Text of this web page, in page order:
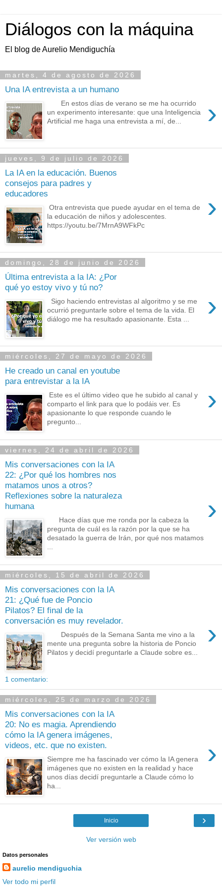
Diálogos con la máquina
El blog de Aurelio Mendiguchía
martes, 4 de agosto de 2026
Una IA entrevista a un humano
›
En estos días de verano se me ha ocurrido
un experimento interesante: que una Inteligencia
Artificial me haga una entrevista a mí, de...
jueves, 9 de julio de 2026
La IA en la educación. Buenos
consejos para padres y
educadores
›
Otra entrevista que puede ayudar en el tema de
la educación de niños y adolescentes.
https://youtu.be/7MrnA9WFkPc
domingo, 28 de junio de 2026
Última entrevista a la IA: ¿Por
qué yo estoy vivo y tú no?
›
Sigo haciendo entrevistas al algoritmo y se me
ocurrió preguntarle sobre el tema de la vida. El
diálogo me ha resultado apasionante. Esta ...
miércoles, 27 de mayo de 2026
He creado un canal en youtube
para entrevistar a la IA
›
Este es el último video que he subido al canal y
comparto el link para que lo podáis ver. Es
apasionante lo que responde cuando le
pregunto...
viernes, 24 de abril de 2026
Mis conversaciones con la IA
22: ¿Por qué los hombres nos
matamos unos a otros?
Reflexiones sobre la naturaleza
humana
›
Hace días que me ronda por la cabeza la
pregunta de cuál es la razón por la que se ha
desatado la guerra de Irán, por qué nos matamos
...
miércoles, 15 de abril de 2026
Mis conversaciones con la IA
21: ¿Qué fue de Poncio
Pilatos? El final de la
conversación es muy revelador.
›
Después de la Semana Santa me vino a la
mente una pregunta sobre la historia de Poncio
Pilatos y decidí preguntarle a Claude sobre es...
1 comentario:
miércoles, 25 de marzo de 2026
Mis conversaciones con la IA
20: No es magia. Aprendiendo
cómo la IA genera imágenes,
videos, etc. que no existen.
›
Siempre me ha fascinado ver cómo la IA genera
imágenes que no existen en la realidad y hace
unos días decidí preguntarle a Claude cómo lo
ha...
›
Inicio
Ver versión web
Datos personales
aurelio mendiguchia
Ver todo mi perfil